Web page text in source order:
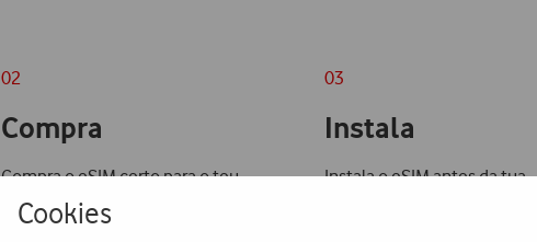
Cookies
02
Compra
Compra o eSIM certo para o teu
destino e recebe-o no teu email
03
Instala
Instala o eSIM antes da tua